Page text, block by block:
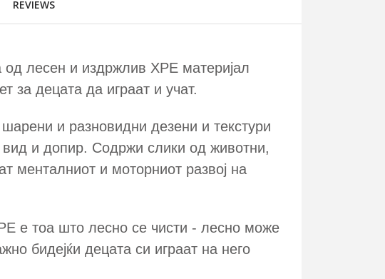
REVIEWS
лесен и издржлив XPE материјал
за децата да играат и учат.
и разновидни дезени и текстури
вид и допир. Содржи слики од животни,
менталниот и моторниот развој на
е тоа што лесно се чисти - лесно може
бидејќи децата си играат на него